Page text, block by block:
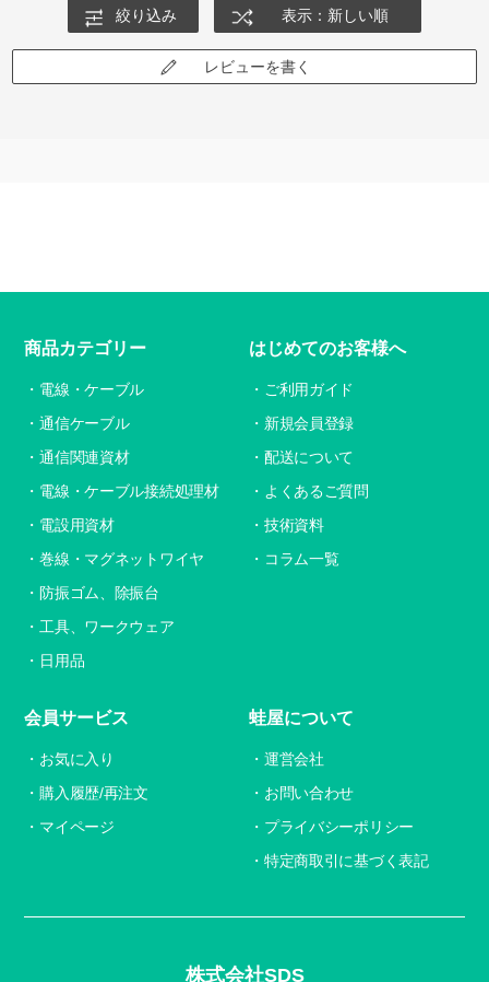
絞り込み 表示：新しい順
レビューを書く
株式会社SDS
商品カテゴリー
電線・ケーブル
通信ケーブル
通信関連資材
電線・ケーブル接続処理材
電設用資材
巻線・マグネットワイヤ
防振ゴム、除振台
工具、ワークウェア
日用品
はじめてのお客様へ
ご利用ガイド
新規会員登録
配送について
よくあるご質問
技術資料
コラム一覧
会員サービス
お気に入り
購入履歴/再注文
マイページ
蛙屋について
運営会社
お問い合わせ
プライバシーポリシー
特定商取引に基づく表記